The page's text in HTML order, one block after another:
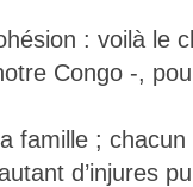
: voilà le
Congo -,
famille ;
d’injures